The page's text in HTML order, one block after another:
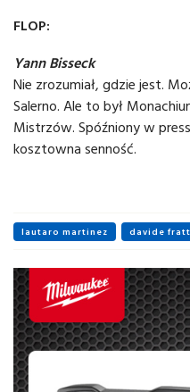
FLOP:
Yann Bisseck
Nie zrozumiał, gdzie jest.
Salerno. Ale to był
Mistrzów. Spóźniony w
kosztowna senność.
lautaro martinez davide